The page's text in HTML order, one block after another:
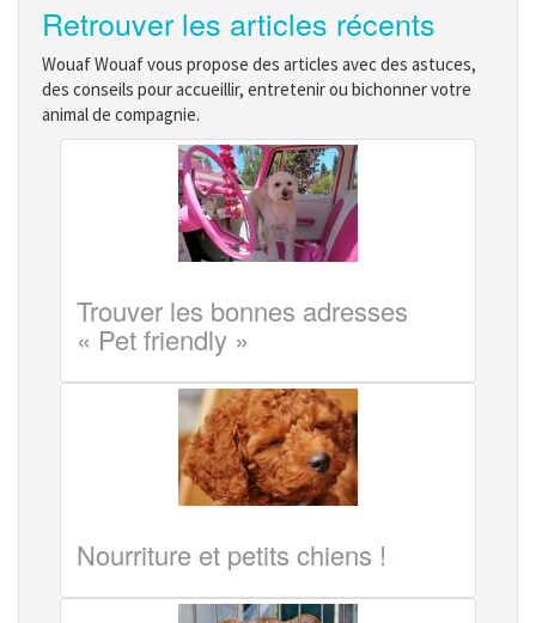
Retrouver les articles récents
Wouaf Wouaf vous propose des articles avec des astuces,
des conseils pour accueillir, entretenir ou bichonner votre
animal de compagnie.
Trouver les bonnes adresses
« Pet friendly »
Nourriture et petits chiens !